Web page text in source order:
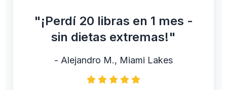
"¡Perdí 20 libras en 1 mes -
sin dietas extremas!"
- Alejandro M., Miami Lakes